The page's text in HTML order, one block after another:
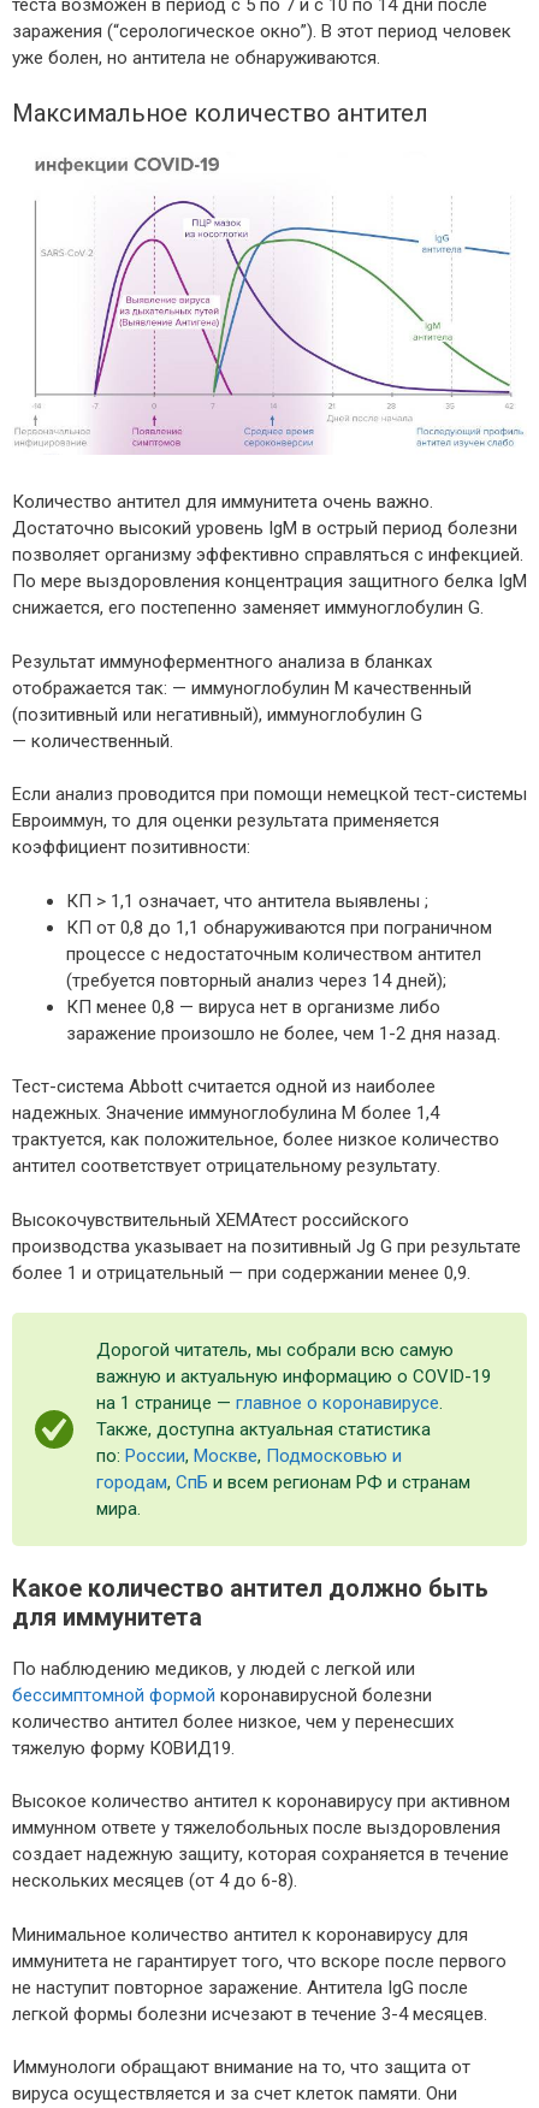
теста возможен в период с 5 по 7 и с 10 по 14 дни после
заражения (“серологическое окно”). В этот период человек
уже болен, но антитела не обнаруживаются.
Максимальное количество антител
Количество антител для иммунитета очень важно.
Достаточно высокий уровень IgM в острый период болезни
позволяет организму эффективно справляться с инфекцией.
По мере выздоровления концентрация защитного белка IgM
снижается, его постепенно заменяет иммуноглобулин G.
Результат иммуноферментного анализа в бланках
отображается так: — иммуноглобулин М качественный
(позитивный или негативный), иммуноглобулин G
— количественный.
Если анализ проводится при помощи немецкой тест-системы
Евроиммун, то для оценки результата применяется
коэффициент позитивности:
КП > 1,1 означает, что антитела выявлены ;
КП от 0,8 до 1,1 обнаруживаются при пограничном
процессе с недостаточным количеством антител
(требуется повторный анализ через 14 дней);
КП менее 0,8 — вируса нет в организме либо
заражение произошло не более, чем 1-2 дня назад.
Тест-система Abbott считается одной из наиболее
надежных. Значение иммуноглобулина М более 1,4
трактуется, как положительное, более низкое количество
антител соответствует отрицательному результату.
Высокочувствительный ХЕМАтест российского
производства указывает на позитивный Jg G при результате
более 1 и отрицательный — при содержании менее 0,9.
Дорогой читатель, мы собрали всю самую
важную и актуальную информацию о COVID-19
на 1 странице — главное о коронавирусе.
Также, доступна актуальная статистика
по: России, Москве, Подмосковью и
городам, СпБ и всем регионам РФ и странам
мира.
Какое количество антител должно быть
для иммунитета
По наблюдению медиков, у людей с легкой или
бессимптомной формой коронавирусной болезни
количество антител более низкое, чем у перенесших
тяжелую форму КОВИД19.
Высокое количество антител к коронавирусу при активном
иммунном ответе у тяжелобольных после выздоровления
создает надежную защиту, которая сохраняется в течение
нескольких месяцев (от 4 до 6-8).
Минимальное количество антител к коронавирусу для
иммунитета не гарантирует того, что вскоре после первого
не наступит повторное заражение. Антитела IgG после
легкой формы болезни исчезают в течение 3-4 месяцев.
Иммунологи обращают внимание на то, что защита от
вируса осуществляется и за счет клеток памяти. Они